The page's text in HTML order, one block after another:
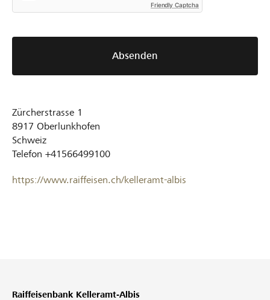
Friendly Captcha
Absenden
Zürcherstrasse 1
8917 Oberlunkhofen
Schweiz
Telefon +41566499100
https://www.raiffeisen.ch/kelleramt-albis
Raiffeisenbank Kelleramt-Albis